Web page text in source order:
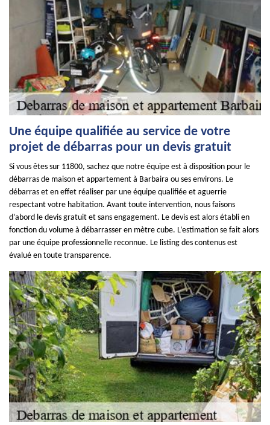
Une équipe qualifiée au service de votre
projet de débarras pour un devis gratuit
Si vous êtes sur 11800, sachez que notre équipe est à disposition pour le
débarras de maison et appartement à Barbaira ou ses environs. Le
débarras et en effet réaliser par une équipe qualifiée et aguerrie
respectant votre habitation. Avant toute intervention, nous faisons
d’abord le devis gratuit et sans engagement. Le devis est alors établi en
fonction du volume à débarrasser en mètre cube. L’estimation se fait alors
par une équipe professionnelle reconnue. Le listing des contenus est
évalué en toute transparence.